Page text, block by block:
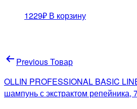
1229₽ В корзину
Навигация
по
записям
Previous Товар
OLLIN PROFESSIONAL BASIC
шампунь с экстрактом репейника,